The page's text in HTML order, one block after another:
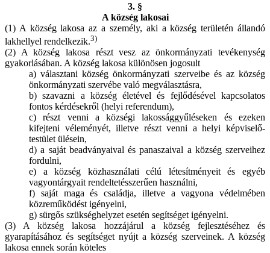
3. §
A község lakosai
(1) A község lakosa az a személy, aki a község területén állandó
lakhellyel rendelkezik.3)
(2) A község lakosa részt vesz az önkormányzati tevékenység
gyakorlásában. A község lakosa különösen jogosult
a) választani község önkormányzati szerveibe és az község
önkormányzati szervébe való megválasztásra,
b) szavazni a község életével és fejlődésével kapcsolatos
fontos kérdésekről (helyi referendum),
c) részt venni a községi lakossággyűléseken és ezeken
kifejteni véleményét, illetve részt venni a helyi képviselő-
testület ülésein,
d) a saját beadványaival és panaszaival a község szerveihez
fordulni,
e) a község közhasználati célú létesítményeit és egyéb
vagyontárgyait rendeltetésszerűen használni,
f) saját maga és családja, illetve a vagyona védelmében
közreműködést igényelni,
g) sürgős szükséghelyzet esetén segítséget igényelni.
(3) A község lakosa hozzájárul a község fejlesztéséhez és
gyarapításához és segítséget nyújt a község szerveinek. A község
lakosa ennek során köteles